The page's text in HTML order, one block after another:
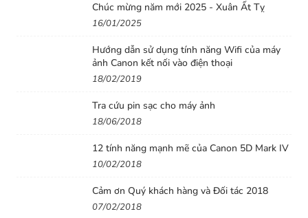
hay muốn tạo sự khác biệt với các tác phẩm video của
mình. Thú vị hơn là máy cho phép chụp ảnh tĩnh 4K với
độ phân giải 8MP ngay khi đang quay phim – một sự kết
hợp vô cùng tiện lợi.
Ngoài các tính năng hỗ trợ tạo ảnh hiệu suất cao, một
LCD xoay lật cảm ứng 3inch và ống ngắm điện tử EVF
công nghệ OLED 2.36 triệu điểm ảnh. Do máy khá gọn
nhẹ nên bạn có thể tự động lật màn hình ra trước và
selfie thoải mái. Trong những điều kiện khác, việc cảm
Chúc mừng năm mới 2025 - Xuân Ất Tỵ
16/01/2025
Hướng dẫn sử dụng tính năng Wifi của máy
ảnh Canon kết nối vào điện thoại
18/02/2019
Tra cứu pin sạc cho máy ảnh
18/06/2018
12 tính năng mạnh mẽ của Canon 5D Mark IV
10/02/2018
Cảm ơn Quý khách hàng và Đối tác 2018
07/02/2018